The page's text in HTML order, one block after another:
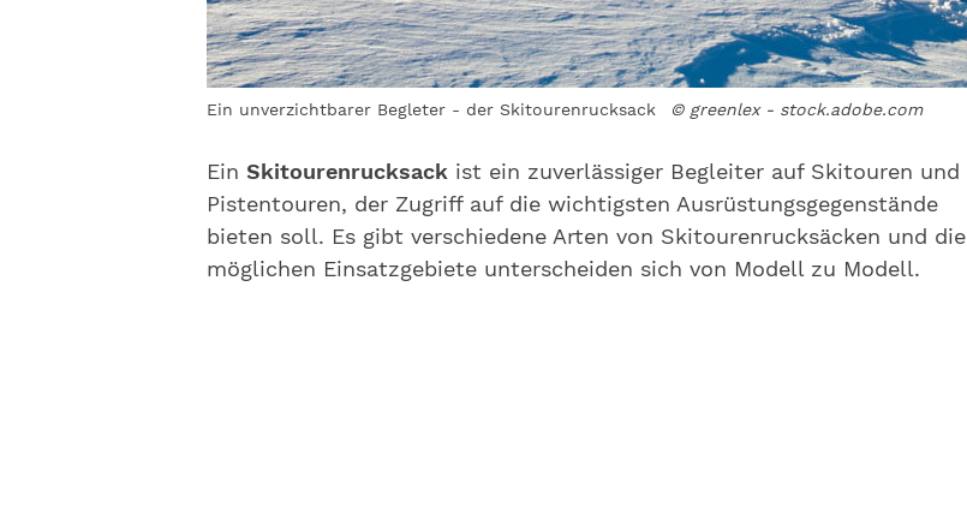
Ein unverzichtbarer Begleter - der Skitourenrucksack © greenlex - stock.adobe.com
Ein Skitourenrucksack ist ein zuverlässiger Begleiter auf Skitouren und
Pistentouren, der Zugriff auf die wichtigsten Ausrüstungsgegenstände
bieten soll. Es gibt verschiedene Arten von Skitourenrucksäcken und die
möglichen Einsatzgebiete unterscheiden sich von Modell zu Modell.